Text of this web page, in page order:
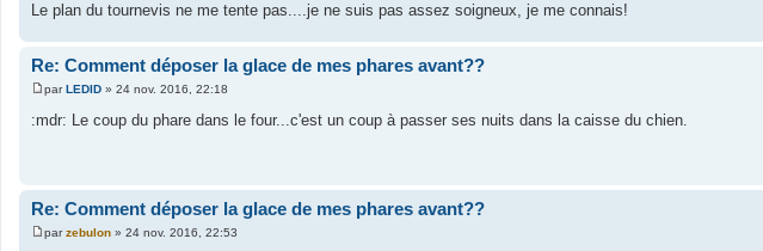
Le plan du tournevis ne me tente pas....je ne suis pas assez soigneux, je me connais!
Re: Comment déposer la glace de mes phares avant??
M
s
parLEDID » 24 nov. 2016, 22:18
:mdr: Le coup du phare dans le four...c'est un coup à passer ses nuits dans la caisse du chien.
Re: Comment déposer la glace de mes phares avant??
M
parzebulon » 24 nov. 2016, 22:53